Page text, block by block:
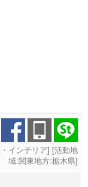
インテリア] [活動地
域:関東地方:栃木県]